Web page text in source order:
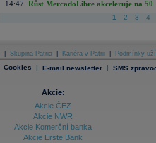
14:47 Růst MercadoLibre akceleruje na
1 2 3 4
Skupina Patria Kariéra v Patrii Podmínky
Cookies | E-mail newsletter | SMS
Akcie:
Akcie ČEZ
Akcie NWR
Akcie Komerční banka
Akcie Erste Bank